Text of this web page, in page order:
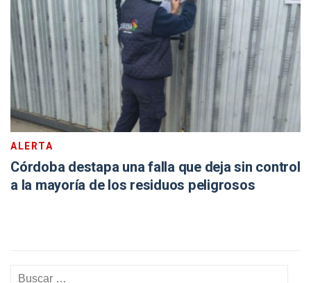
ALERTA
Córdoba destapa una falla que deja sin control
a la mayoría de los residuos peligrosos